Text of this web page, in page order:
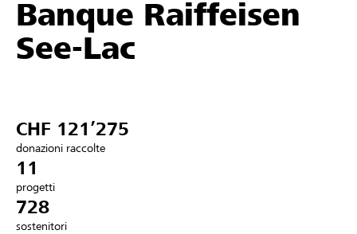
Sostenere
Aiuto & supporto
Collegarsi
Banque Raiffeisen
See-Lac
CHF 121’275
donazioni raccolte
11
progetti
728
sostenitori